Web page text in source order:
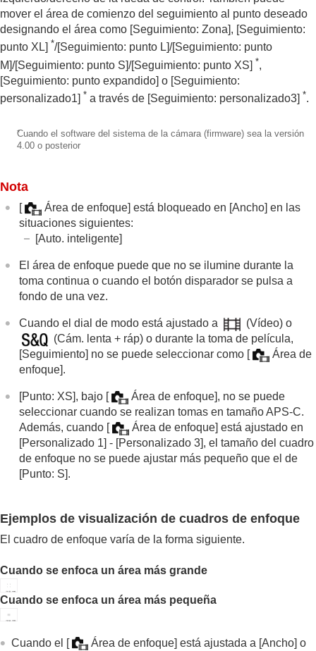
mover el área de comienzo del seguimiento al punto deseado
designando el área como [Seguimiento: Zona], [Seguimiento:
punto XL] */ [Seguimiento: punto L] / [Seguimiento: punto
M]/[Seguimiento: punto S]/[Seguimiento: punto XS] *,
[Seguimiento: punto expandido] o [Seguimiento:
personalizado1] * a través de [Seguimiento: personalizado3] *.
*Cuando el software del sistema de la cámara (firmware) sea la versión
4.00 o posterior
Nota
[ Área de enfoque] está bloqueado en [Ancho] en las
situaciones siguientes:
[Auto. inteligente]
El área de enfoque puede que no se ilumine durante la
toma continua o cuando el botón disparador se pulsa a
fondo de una vez.
Cuando el dial de modo está ajustado a (Vídeo) o
(Cám. lenta + ráp) o durante la toma de película,
[Seguimiento] no se puede seleccionar como [
Área de
enfoque].
[Punto: XS], bajo [ Área de enfoque], no se puede
seleccionar cuando se realizan tomas en tamaño APS-C.
Además, cuando [ Área de enfoque] está ajustado en
[Personalizado 1] - [Personalizado 3], el tamaño del cuadro
de enfoque no se puede ajustar más pequeño que el de
[Punto: S].
Ejemplos de visualización de cuadros de enfoque
El cuadro de enfoque varía de la forma siguiente.
Cuando se enfoca un área más grande
Cuando se enfoca un área más pequeña
Cuando el [ Área de enfoque] está ajustada a [Ancho] o